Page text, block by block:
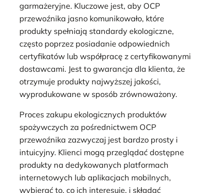
garmażeryjne. Kluczowe jest, aby OCP
przewoźnika jasno komunikowało, które
produkty spełniają standardy ekologiczne,
często poprzez posiadanie odpowiednich
certyfikatów lub współpracę z certyfikowanymi
dostawcami. Jest to gwarancja dla klienta, że
otrzymuje produkty najwyższej jakości,
wyprodukowane w sposób zrównoważony.
Proces zakupu ekologicznych produktów
spożywczych za pośrednictwem OCP
przewoźnika zazwyczaj jest bardzo prosty i
intuicyjny. Klienci mogą przeglądać dostępne
produkty na dedykowanych platformach
internetowych lub aplikacjach mobilnych,
wybierać to, co ich interesuje, i składać